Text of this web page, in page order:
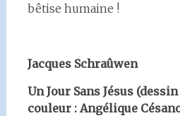
bêtise humaine !
Jacques Schraûwen
Un Jour Sans Jésus
couleur : Angélique